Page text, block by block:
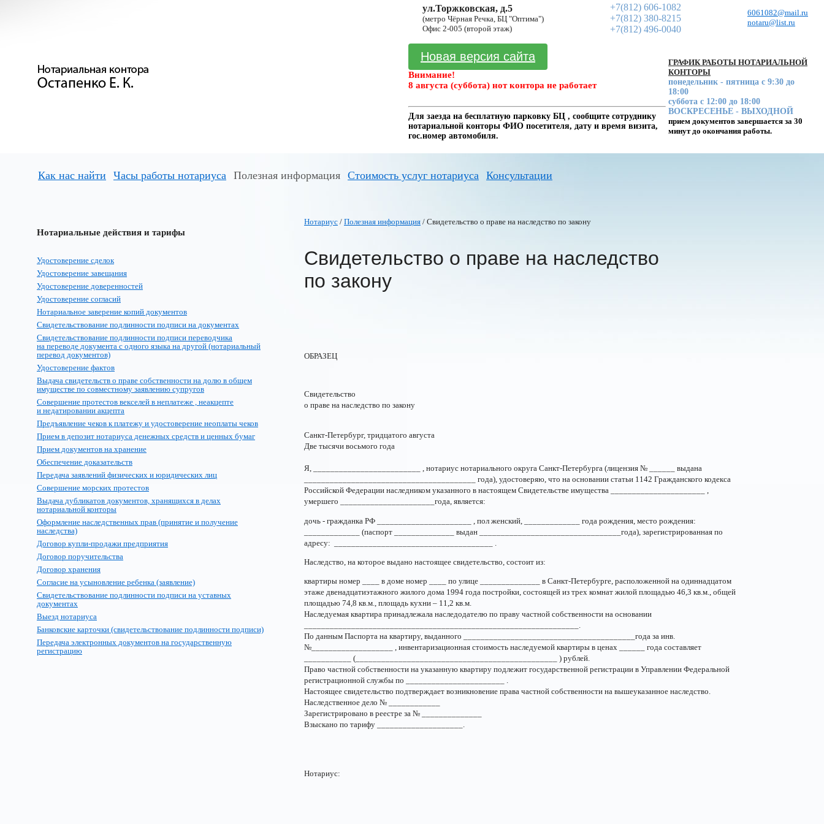
ул.Торжковская, д.5
(метро Чёрная Речка, БЦ "Оптима")
Офис 2-005 (второй этаж)
+7(812) 606-1082
+7(812) 380-8215
+7(812) 496-0040
6061082@mail.ru
notaru@list.ru
Новая версия сайта
Внимание!
8 августа (суббота) нот контора не работает
Для заезда на бесплатную парковку БЦ , сообщите сотруднику
нотариальной конторы ФИО посетителя, дату и время визита,
гос.номер автомобиля.
ГРАФИК РАБОТЫ НОТАРИАЛЬНОЙ
КОНТОРЫ
понедельник - пятница с 9:30 до
18:00
суббота с 12:00 до 18:00
ВОСКРЕСЕНЬЕ - ВЫХОДНОЙ
прием документов завершается за 30
минут до окончания работы.
Как нас найти Часы работы нотариуса Полезная информация Стоимость услуг нотариуса Консультации
Нотариальные действия и тарифы
Удостоверение сделок
Удостоверение завещания
Удостоверение доверенностей
Удостоверение согласий
Нотариальное заверение копий документов
Свидетельствование подлинности подписи на документах
Свидетельствование подлинности подписи переводчика
на переводе документа с одного языка на другой (нотариальный
перевод документов)
Удостоверение фактов
Выдача свидетельств о праве собственности на долю в общем
имуществе по совместному заявлению супругов
Совершение протестов векселей в неплатеже , неакцепте
и недатировании акцепта
Предъявление чеков к платежу и удостоверение неоплаты чеков
Прием в депозит нотариуса денежных средств и ценных бумаг
Прием документов на хранение
Обеспечение доказательств
Передача заявлений физических и юридических лиц
Совершение морских протестов
Выдача дубликатов документов, хранящихся в делах
нотариальной конторы
Оформление наследственных прав (принятие и получение
наследства)
Договор купли-продажи предприятия
Договор поручительства
Договор хранения
Согласие на усыновление ребенка (заявление)
Свидетельствование подлинности подписи на уставных
документах
Выезд нотариуса
Банковские карточки (свидетельствование подлинности подписи)
Передача электронных документов на государственную
регистрацию
Нотариус / Полезная информация / Свидетельство о праве на наследство по закону
Свидетельство о праве на наследство
по закону
ОБРАЗЕЦ
Свидетельство
о праве на наследство по закону
Санкт-Петербург, тридцатого августа
Две тысячи восьмого года
Я, _________________________ , нотариус нотариального округа Санкт-Петербурга (лицензия № ______ выдана
________________________________________ года), удостоверяю, что на основании статьи 1142 Гражданского кодекса
Российской Федерации наследником указанного в настоящем Свидетельстве имущества ______________________ ,
умершего ______________________года, является:
дочь - гражданка РФ ______________________ , пол женский, _____________ года рождения, место рождения:
_____________ (паспорт ______________ выдан _________________________________года), зарегистрированная по
адресу: _____________________________________ .
Наследство, на которое выдано настоящее свидетельство, состоит из:
квартиры номер ____ в доме номер ____ по улице ______________ в Санкт-Петербурге, расположенной на одиннадцатом
этаже двенадцатиэтажного жилого дома 1994 года постройки, состоящей из трех комнат жилой площадью 46,3 кв.м., общей
площадью 74,8 кв.м., площадь кухни – 11,2 кв.м.
Наследуемая квартира принадлежала наследодателю по праву частной собственности на основании
По данным Паспорта на квартиру, выданного ________________________________________года за инв.
№___________________ , инвентаризационная стоимость наследуемой квартиры в ценах ______ года составляет
___________ (_______________________________________________ ) рублей.
Право частной собственности на указанную квартиру подлежит государственной регистрации в Управлении Федеральной
регистрационной службы по _______________________ .
Настоящее свидетельство подтверждает возникновение права частной собственности на вышеуказанное наследство.
Наследственное дело № ____________
Зарегистрировано в реестре за № ______________
Взыскано по тарифу ____________________.
Нотариус: